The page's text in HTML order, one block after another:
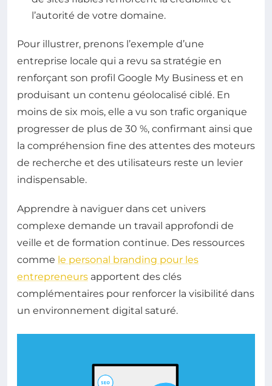
l’autorité de votre domaine.
Pour illustrer, prenons l’exemple d’une
entreprise locale qui a revu sa stratégie en
renforçant son profil Google My Business et en
produisant un contenu géolocalisé ciblé. En
moins de six mois, elle a vu son trafic organique
progresser de plus de 30 %, confirmant ainsi que
la compréhension fine des attentes des moteurs
de recherche et des utilisateurs reste un levier
indispensable.
Apprendre à naviguer dans cet univers
complexe demande un travail approfondi de
veille et de formation continue. Des ressources
comme le personal branding pour les
entrepreneurs apportent des clés
complémentaires pour renforcer la visibilité dans
un environnement digital saturé.